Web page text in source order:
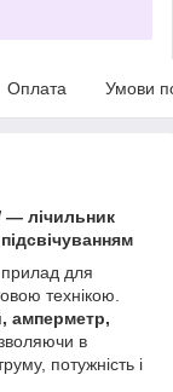
Оплата Умови
— лічильник
для
технікою.
амперметр,
в
потужність і